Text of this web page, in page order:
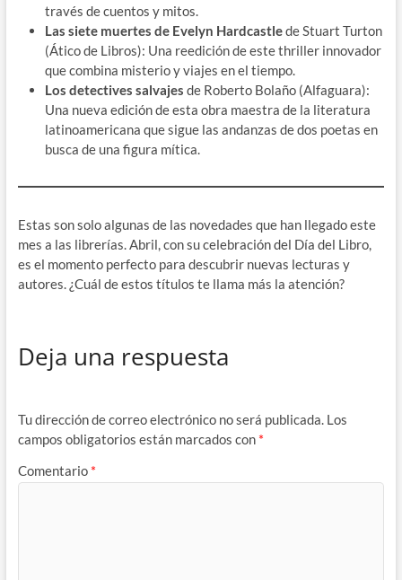
través de cuentos y mitos. ​
Las siete muertes de Evelyn Hardcastlede Stuart Turton
(Ático de Libros): Una reedición de este thriller innovador
que combina misterio y viajes en el tiempo. ​
Los detectives salvajes de Roberto Bolaño (Alfaguara):
Una nueva edición de esta obra maestra de la literatura
latinoamericana que sigue las andanzas de dos poetas en
busca de una figura mítica. ​
Estas son solo algunas de las novedades que han llegado este
mes a las librerías. Abril, con su celebración del Día del Libro,
es el momento perfecto para descubrir nuevas lecturas y
autores. ¿Cuál de estos títulos te llama más la atención?
Deja una respuesta
Tu dirección de correo electrónico no será publicada. Los
campos obligatorios están marcados con *
Comentario *